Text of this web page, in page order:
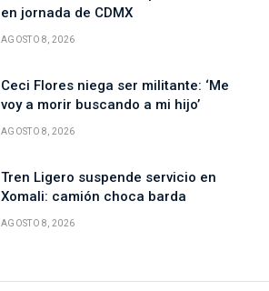
en jornada de CDMX
AGOSTO 8, 2026
Ceci Flores niega ser militante: ‘Me
voy a morir buscando a mi hijo’
AGOSTO 8, 2026
Tren Ligero suspende servicio en
Xomali: camión choca barda
AGOSTO 8, 2026